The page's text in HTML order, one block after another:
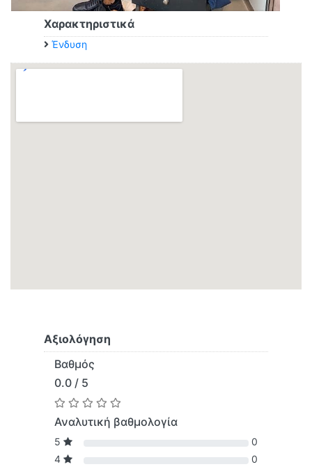
Χαρακτηριστικά
Ένδυση
Αξιολόγηση
Βαθμός
0.0 / 5
Αναλυτική βαθμολογία
5
0
4
0